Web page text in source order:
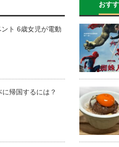
ト 6歳女児が電動
に帰国するには？
おす